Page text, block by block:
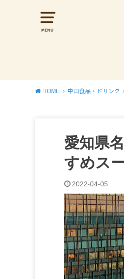
MENU
HOME 中国食品・ドリンク
愛知県
すめス
2022-04-05